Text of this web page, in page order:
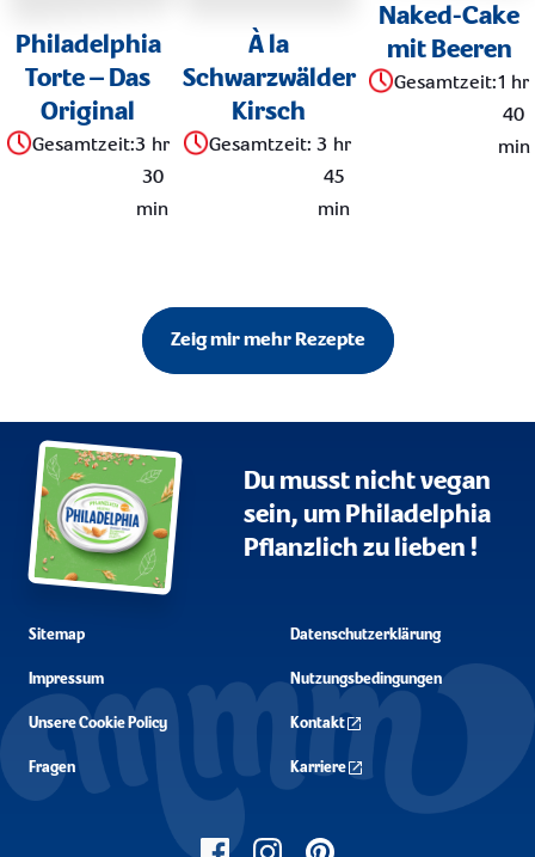
Philadelphia
Torte – Das
Original
Gesamtzeit:3 hr
30
min
À la
Schwarzwälder
Kirsch
Gesamtzeit: 3 hr
45
min
Naked-Cake
mit Beeren
Gesamtzeit:1 hr
40
min
Zeig mir mehr Rezepte
Du musst nicht vegan
sein, um Philadelphia
Pflanzlich zu lieben !
Sitemap
Impressum
Unsere Cookie Policy
Fragen
Datenschutzerklärung
Nutzungsbedingungen
Kontakt
Karriere